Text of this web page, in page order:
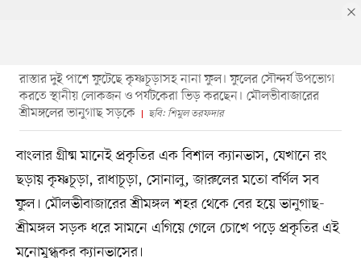
রাস্তার দুই পাশে ফুটেছে কৃষ্ণচূড়াসহ নানা ফুল। ফুলের সৌন্দর্য উপভোগ
করতে স্থানীয় লোকজন ও পর্যটকেরা ভিড় করছেন। মৌলভীবাজারের
শ্রীমঙ্গলের ভানুগাছ সড়কে
ছবি: শিমুল তরফদার
বাংলার গ্রীষ্ম মানেই প্রকৃতির এক বিশাল ক্যানভাস, যেখানে রং
ছড়ায় কৃষ্ণচূড়া, রাধাচূড়া, সোনালু, জারুলের মতো বর্ণিল সব
ফুল। মৌলভীবাজারের শ্রীমঙ্গল শহর থেকে বের হয়ে ভানুগাছ-
শ্রীমঙ্গল সড়ক ধরে সামনে এগিয়ে গেলে চোখে পড়ে প্রকৃতির এই
মনোমুগ্ধকর ক্যানভাসের।